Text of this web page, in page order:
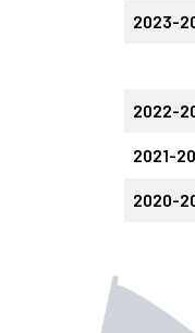
2023-
2022-
2021-
2020-